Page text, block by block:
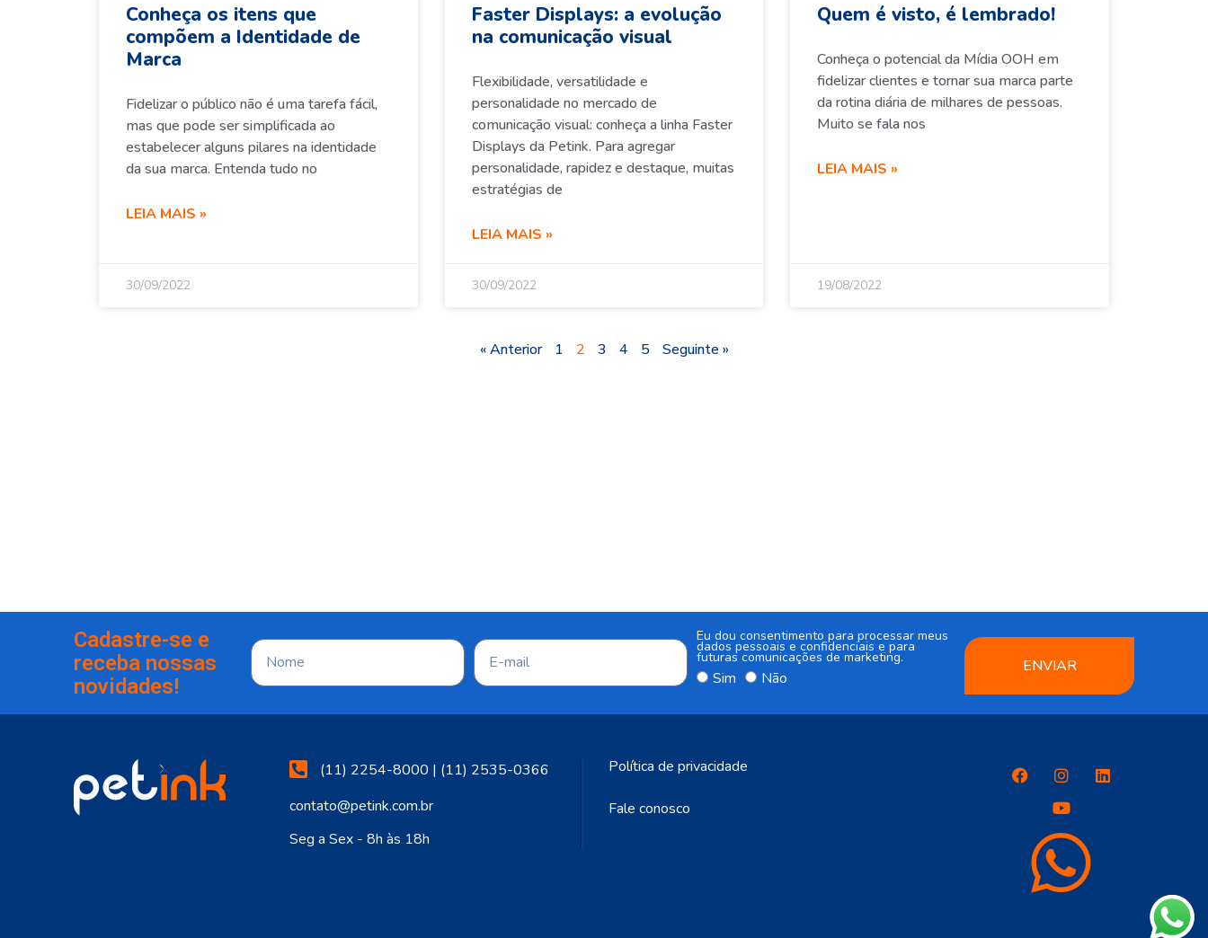
Conheça os itens que
compõem a Identidade de
Marca
Fidelizar o público não é uma tarefa fácil,
mas que pode ser simplificada ao
estabelecer alguns pilares na identidade
da sua marca. Entenda tudo no
LEIA MAIS »
30/09/2022
Faster Displays: a evolução
na comunicação visual
Flexibilidade, versatilidade e
personalidade no mercado de
comunicação visual: conheça a linha Faster
Displays da Petink. Para agregar
personalidade, rapidez e destaque, muitas
estratégias de
LEIA MAIS »
30/09/2022
Quem é visto, é lembrado!
Conheça o potencial da Mídia OOH em
fidelizar clientes e tornar sua marca parte
da rotina diária de milhares de pessoas.
Muito se fala nos
LEIA MAIS »
19/08/2022
« Anterior 1 2 3 4 5 Seguinte »
Cadastre-se e
receba nossas
novidades!
Eu dou consentimento para processar meus
dados pessoais e confidenciais e para
futuras comunicações de marketing.
Sim Não
ENVIAR
(11) 2254-8000 | (11) 2535-0366
contato@petink.com.br
Seg a Sex - 8h às 18h
Política de privacidade
Fale conosco